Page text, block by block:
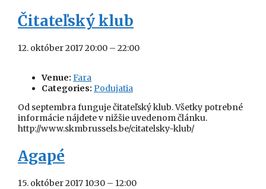
Čitateľský klub
12. október 2017 20:00 – 22:00
Venue: Fara
Categories: Podujatia
Od septembra funguje čitateľský klub. Všetky potrebné
informácie nájdete v nižšie uvedenom článku.
http://www.skmbrussels.be/citatelsky-klub/
Agapé
15. október 2017 10:30 – 12:00